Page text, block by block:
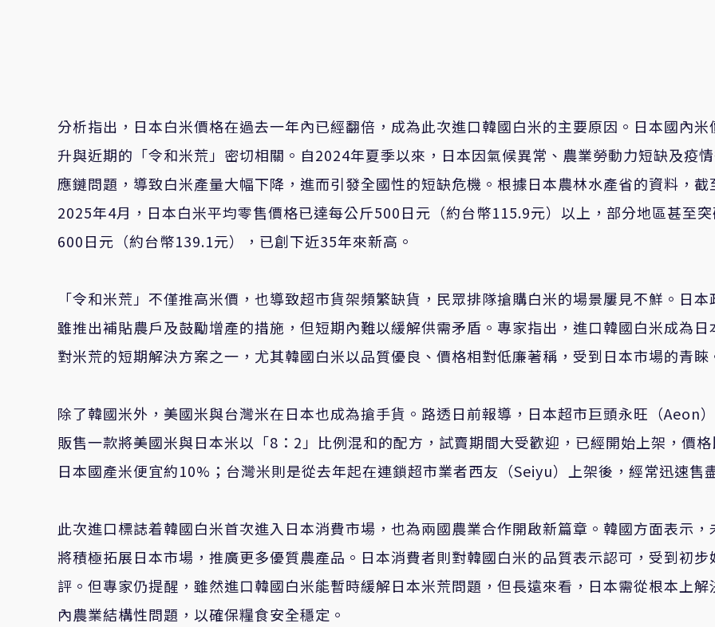
分析指出，日本白米價格在過去一年內已經翻倍，成為此次進口韓國白米的主要原因。日本國內米
升與近期的「令和米荒」密切相關。自2024年夏季以來，日本因氣候異常、農業勞動力短缺及疫
應鏈問題，導致白米產量大幅下降，進而引發全國性的短缺危機。根據日本農林水產省的資料，截
2025年4月，日本白米平均零售價格已達每公斤500日元（約台幣115.9元）以上，部分地區甚至
600日元（約台幣139.1元），已創下近35年來新高。
「令和米荒」不僅推高米價，也導致超市貨架頻繁缺貨，民眾排隊搶購白米的場景屢見不鮮。日本
雖推出補貼農戶及鼓勵增產的措施，但短期內難以緩解供需矛盾。專家指出，進口韓國白米成為日
對米荒的短期解決方案之一，尤其韓國白米以品質優良、價格相對低廉著稱，受到日本市場的青睞
除了韓國米外，美國米與台灣米在日本也成為搶手貨。路透日前報導，日本超市巨頭永旺（Aeon
販售一款將美國米與日本米以「8：2」比例混和的配方，試賣期間大受歡迎，已經開始上架，價
日本國產米便宜約10%；台灣米則是從去年起在連鎖超市業者西友（Seiyu）上架後，經常迅速售
此次進口標誌着韓國白米首次進入日本消費市場，也為兩國農業合作開啟新篇章。韓國方面表示，
將積極拓展日本市場，推廣更多優質農產品。日本消費者則對韓國白米的品質表示認可，受到初步
評。但專家仍提醒，雖然進口韓國白米能暫時緩解日本米荒問題，但長遠來看，日本需從根本上解
內農業結構性問題，以確保糧食安全穩定。